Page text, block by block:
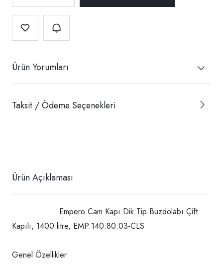
Ürün Yorumları
Taksit / Ödeme Seçenekleri
Ürün Açıklaması
Empero Cam Kapı Dik Tip Buzdolabı Çift
Kapılı, 1400 litre, EMP.140.80.03-CLS
Genel Özellikler: